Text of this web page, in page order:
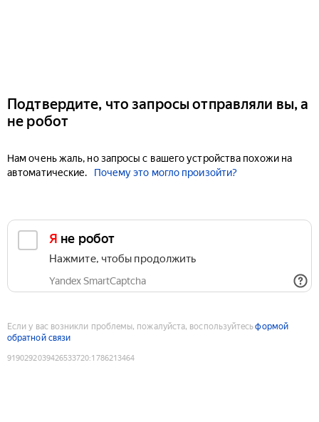
Подтвердите, что запросы отправляли вы, а
не робот
Нам очень жаль, но запросы с вашего устройства похожи на
автоматические.
Почему это могло произойти?
Я не робот
Нажмите, чтобы продолжить
Yandex SmartCaptcha
Если у вас возникли проблемы, пожалуйста, воспользуйтесьформой
обратной связи
9190292039426533720:1786213464